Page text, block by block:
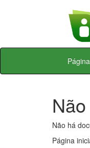
Skip
Não há
Página